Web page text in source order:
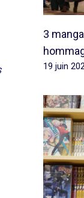
3
19 juin